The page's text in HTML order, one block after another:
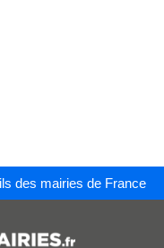
des mairies de France